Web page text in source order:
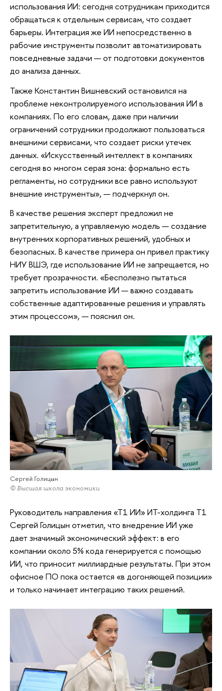
использования ИИ: сегодня сотрудникам приходится
обращаться к отдельным сервисам, что создает
барьеры. Интеграция же ИИ непосредственно в
рабочие инструменты позволит автоматизировать
повседневные задачи — от подготовки документов
до анализа данных.
Также Константин Вишневский остановился на
проблеме неконтролируемого использования ИИ в
компаниях. По его словам, даже при наличии
ограничений сотрудники продолжают пользоваться
внешними сервисами, что создает риски утечек
данных. «Искусственный интеллект в компаниях
сегодня во многом серая зона: формально есть
регламенты, но сотрудники все равно используют
внешние инструменты», — подчеркнул он.
В качестве решения эксперт предложил не
запретительную, а управляемую модель — создание
внутренних корпоративных решений, удобных и
безопасных. В качестве примера он привел практику
НИУ ВШЭ, где использование ИИ не запрещается, но
требует прозрачности. «Бесполезно пытаться
запретить использование ИИ — важно создавать
собственные адаптированные решения и управлять
этим процессом», — пояснил он.
Сергей Голицын
© Высшая школа экономики
Руководитель направления «Т1 ИИ» ИТ-холдинга Т1
Сергей Голицын отметил, что внедрение ИИ уже
дает значимый экономический эффект: в его
компании около 5% кода генерируется с помощью
ИИ, что приносит миллиардные результаты. При этом
офисное ПО пока остается «в догоняющей позиции»
и только начинает интеграцию таких решений.